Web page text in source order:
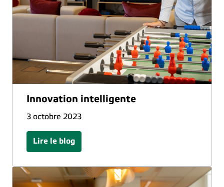
Innovation intelligente
3 octobre 2023
Lire le blog